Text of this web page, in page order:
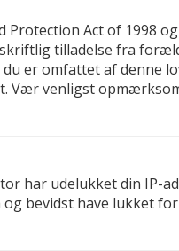
Protection Act of 1998
tilladelse fra
er omfattet af denne
Vær venligst
har udelukket din IP-
bevidst have lukket